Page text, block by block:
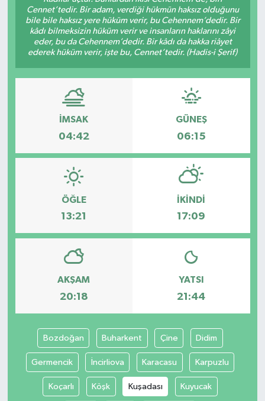
Cennet’tedir. Bir adam, verdiği hükmün haksız olduğunu
bile bile haksız yere hüküm verir, bu Cehennem’dedir. Bir
kâdı bilmeksizin hüküm verir ve insanların haklarını zâyi
eder, bu da Cehennem’dedir. Bir kâdı da hakka riâyet
ederek hüküm verir, işte bu, Cennet’tedir. (Hadis-i Şerif)
İMSAK
04:42
GÜNEŞ
06:15
ÖĞLE
13:21
İKINDI
17:09
AKŞAM
20:18
YATSI
21:44
Bozdoğan Buharkent Çine Didim
Germencik İncirliova Karacasu Karpuzlu
Koçarlı Köşk Kuşadası Kuyucak
KÜLTÜR&SANAT
ONİKİŞUBAT
SAĞLIK
SİYASET
SOSYAL YAŞAM
ULUSAL HABERLER